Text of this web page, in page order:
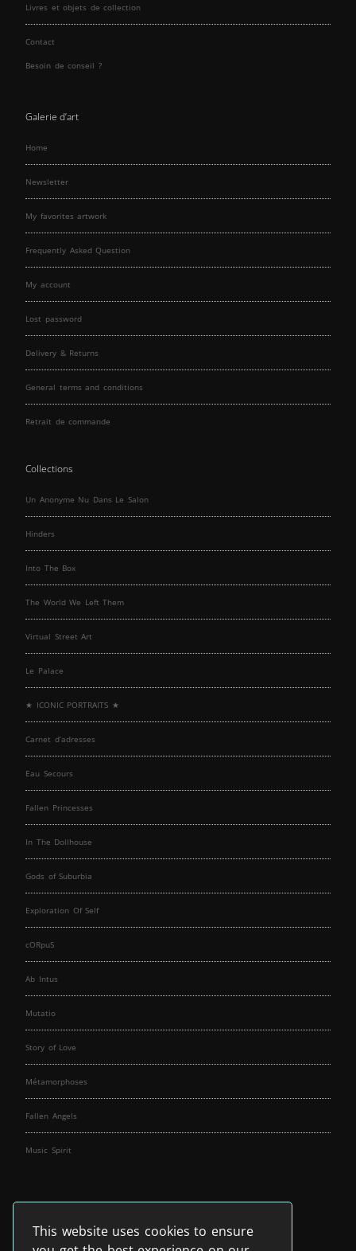
This website uses cookies to ensure
Livres et objets de collection
Contact
Besoin de conseil ?
Galerie d’art
Home
Newsletter
My favorites artwork
Frequently Asked Question
My account
Lost password
Delivery & Returns
General terms and conditions
Retrait de commande
Collections
Un Anonyme Nu Dans Le Salon
Hinders
Into The Box
The World We Left Them
Virtual Street Art
Le Palace
★ ICONIC PORTRAITS ★
Carnet d’adresses
Eau Secours
Fallen Princesses
In The Dollhouse
Gods of Suburbia
Exploration Of Self
cORpuS
Ab Intus
Mutatio
Story of Love
Métamorphoses
Fallen Angels
Music Spirit